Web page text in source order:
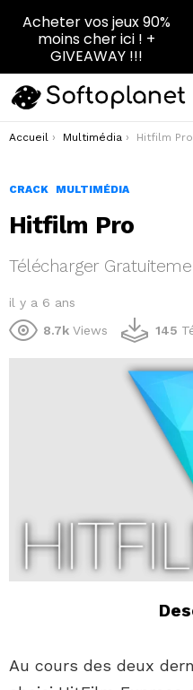
Vous êtes ici :
Accueil Multimédia Hitfilm Pro
CRACK MULTIMÉDIA
Hitfilm Pro
Télécharger
il y a 6 ans
8.7k Views 145
Au cours des deux
Acheter vos jeux 90%
moins cher ici ! +
GIVEAWAY !!!